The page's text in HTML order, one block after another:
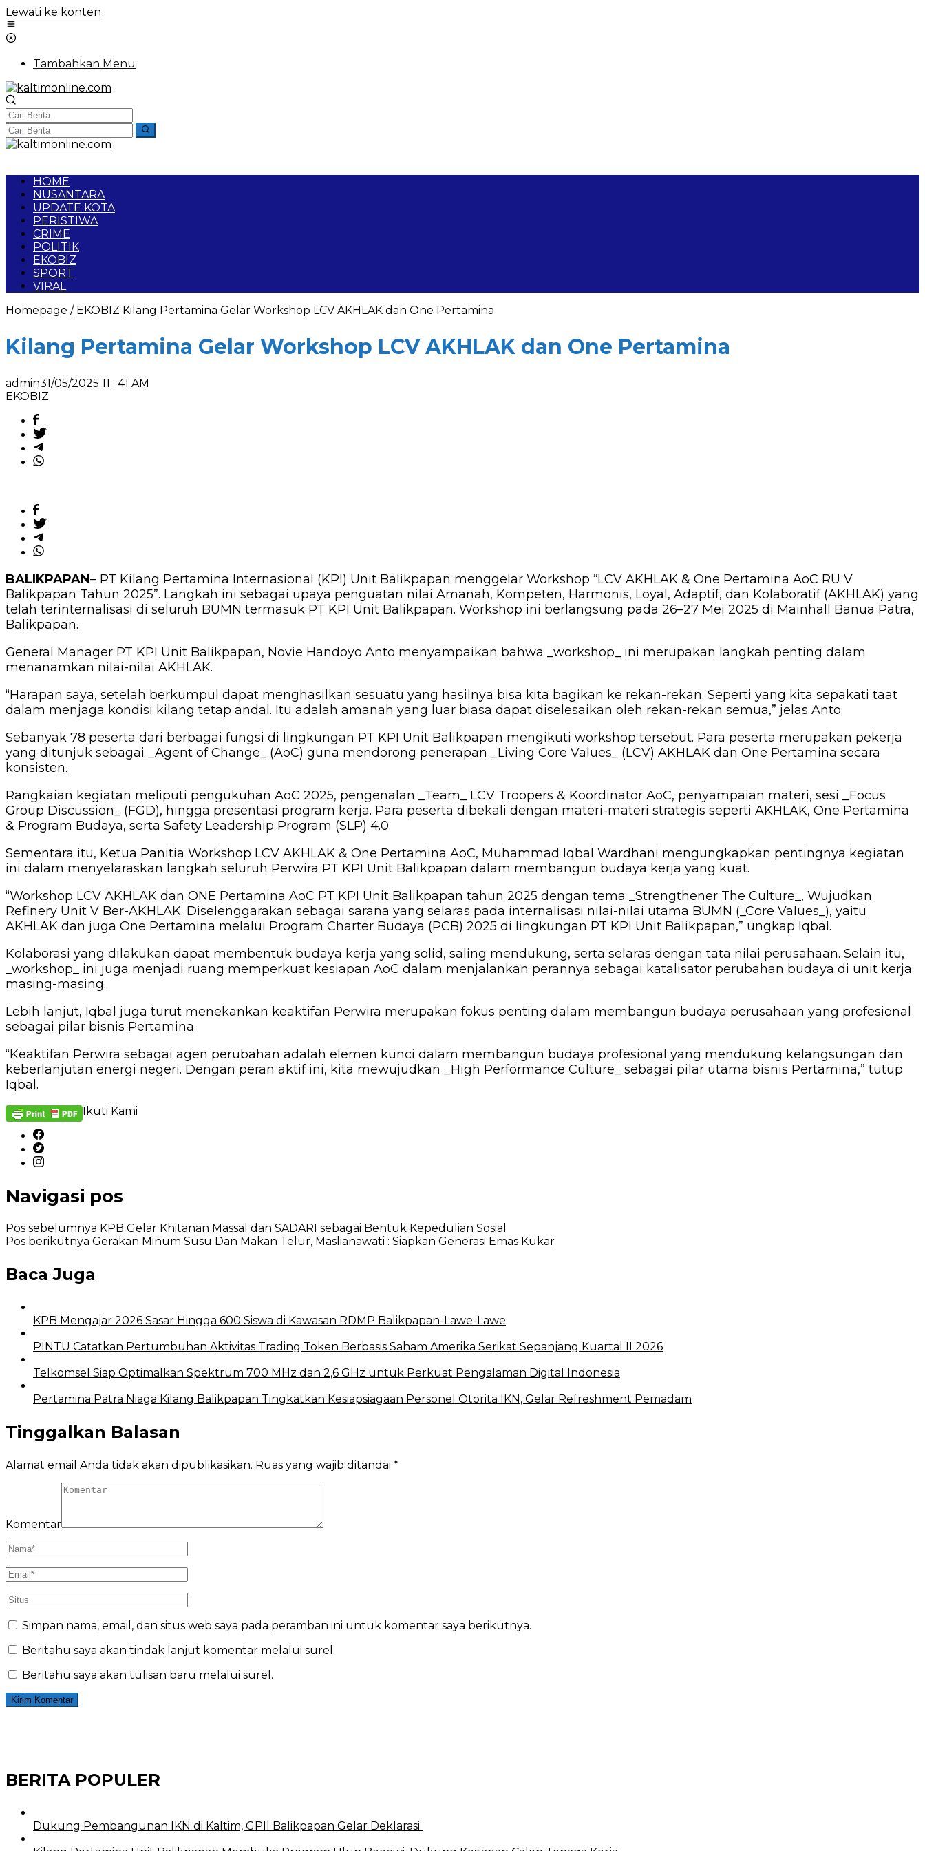
Lewati ke konten
Tambahkan Menu
HOME
NUSANTARA
UPDATE KOTA
PERISTIWA
CRIME
POLITIK
EKOBIZ
SPORT
VIRAL
Homepage / EKOBIZ Kilang Pertamina Gelar Workshop LCV AKHLAK dan One Pertamina
Kilang Pertamina Gelar Workshop LCV AKHLAK dan One Pertamina
admin31/05/2025 11 : 41 AM
EKOBIZ
BALIKPAPAN– PT Kilang Pertamina Internasional (KPI) Unit Balikpapan menggelar Workshop “LCV AKHLAK & One Pertamina AoC RU V
Balikpapan Tahun 2025”. Langkah ini sebagai upaya penguatan nilai Amanah, Kompeten, Harmonis, Loyal, Adaptif, dan Kolaboratif (AKHLAK) yang
telah terinternalisasi di seluruh BUMN termasuk PT KPI Unit Balikpapan. Workshop ini berlangsung pada 26–27 Mei 2025 di Mainhall Banua Patra,
Balikpapan.
General Manager PT KPI Unit Balikpapan, Novie Handoyo Anto menyampaikan bahwa _workshop_ ini merupakan langkah penting dalam
menanamkan nilai-nilai AKHLAK.
“Harapan saya, setelah berkumpul dapat menghasilkan sesuatu yang hasilnya bisa kita bagikan ke rekan-rekan. Seperti yang kita sepakati taat
dalam menjaga kondisi kilang tetap andal. Itu adalah amanah yang luar biasa dapat diselesaikan oleh rekan-rekan semua,” jelas Anto.
Sebanyak 78 peserta dari berbagai fungsi di lingkungan PT KPI Unit Balikpapan mengikuti workshop tersebut. Para peserta merupakan pekerja
yang ditunjuk sebagai _Agent of Change_ (AoC) guna mendorong penerapan _Living Core Values_ (LCV) AKHLAK dan One Pertamina secara
konsisten.
Rangkaian kegiatan meliputi pengukuhan AoC 2025, pengenalan _Team_ LCV Troopers & Koordinator AoC, penyampaian materi, sesi _Focus
Group Discussion_ (FGD), hingga presentasi program kerja. Para peserta dibekali dengan materi-materi strategis seperti AKHLAK, One Pertamina
& Program Budaya, serta Safety Leadership Program (SLP) 4.0.
Sementara itu, Ketua Panitia Workshop LCV AKHLAK & One Pertamina AoC, Muhammad Iqbal Wardhani mengungkapkan pentingnya kegiatan
ini dalam menyelaraskan langkah seluruh Perwira PT KPI Unit Balikpapan dalam membangun budaya kerja yang kuat.
“Workshop LCV AKHLAK dan ONE Pertamina AoC PT KPI Unit Balikpapan tahun 2025 dengan tema _Strengthener The Culture_, Wujudkan
Refinery Unit V Ber-AKHLAK. Diselenggarakan sebagai sarana yang selaras pada internalisasi nilai-nilai utama BUMN (_Core Values_), yaitu
AKHLAK dan juga One Pertamina melalui Program Charter Budaya (PCB) 2025 di lingkungan PT KPI Unit Balikpapan,” ungkap Iqbal.
Kolaborasi yang dilakukan dapat membentuk budaya kerja yang solid, saling mendukung, serta selaras dengan tata nilai perusahaan. Selain itu,
_workshop_ ini juga menjadi ruang memperkuat kesiapan AoC dalam menjalankan perannya sebagai katalisator perubahan budaya di unit kerja
masing-masing.
Lebih lanjut, Iqbal juga turut menekankan keaktifan Perwira merupakan fokus penting dalam membangun budaya perusahaan yang profesional
sebagai pilar bisnis Pertamina.
“Keaktifan Perwira sebagai agen perubahan adalah elemen kunci dalam membangun budaya profesional yang mendukung kelangsungan dan
keberlanjutan energi negeri. Dengan peran aktif ini, kita mewujudkan _High Performance Culture_ sebagai pilar utama bisnis Pertamina,” tutup
Iqbal.
Ikuti Kami
Navigasi pos
Pos sebelumnya KPB Gelar Khitanan Massal dan SADARI sebagai Bentuk Kepedulian Sosial
Pos berikutnya Gerakan Minum Susu Dan Makan Telur, Maslianawati : Siapkan Generasi Emas Kukar
Baca Juga
KPB Mengajar 2026 Sasar Hingga 600 Siswa di Kawasan RDMP Balikpapan-Lawe-Lawe
PINTU Catatkan Pertumbuhan Aktivitas Trading Token Berbasis Saham Amerika Serikat Sepanjang Kuartal II 2026
Telkomsel Siap Optimalkan Spektrum 700 MHz dan 2,6 GHz untuk Perkuat Pengalaman Digital Indonesia
Pertamina Patra Niaga Kilang Balikpapan Tingkatkan Kesiapsiagaan Personel Otorita IKN, Gelar Refreshment Pemadam
Tinggalkan Balasan
Alamat email Anda tidak akan dipublikasikan. Ruas yang wajib ditandai *
Komentar
Simpan nama, email, dan situs web saya pada peramban ini untuk komentar saya berikutnya.
Beritahu saya akan tindak lanjut komentar melalui surel.
Beritahu saya akan tulisan baru melalui surel.
BERITA POPULER
Dukung Pembangunan IKN di Kaltim, GPII Balikpapan Gelar Deklarasi